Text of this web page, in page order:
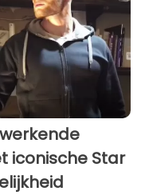
iconische Star